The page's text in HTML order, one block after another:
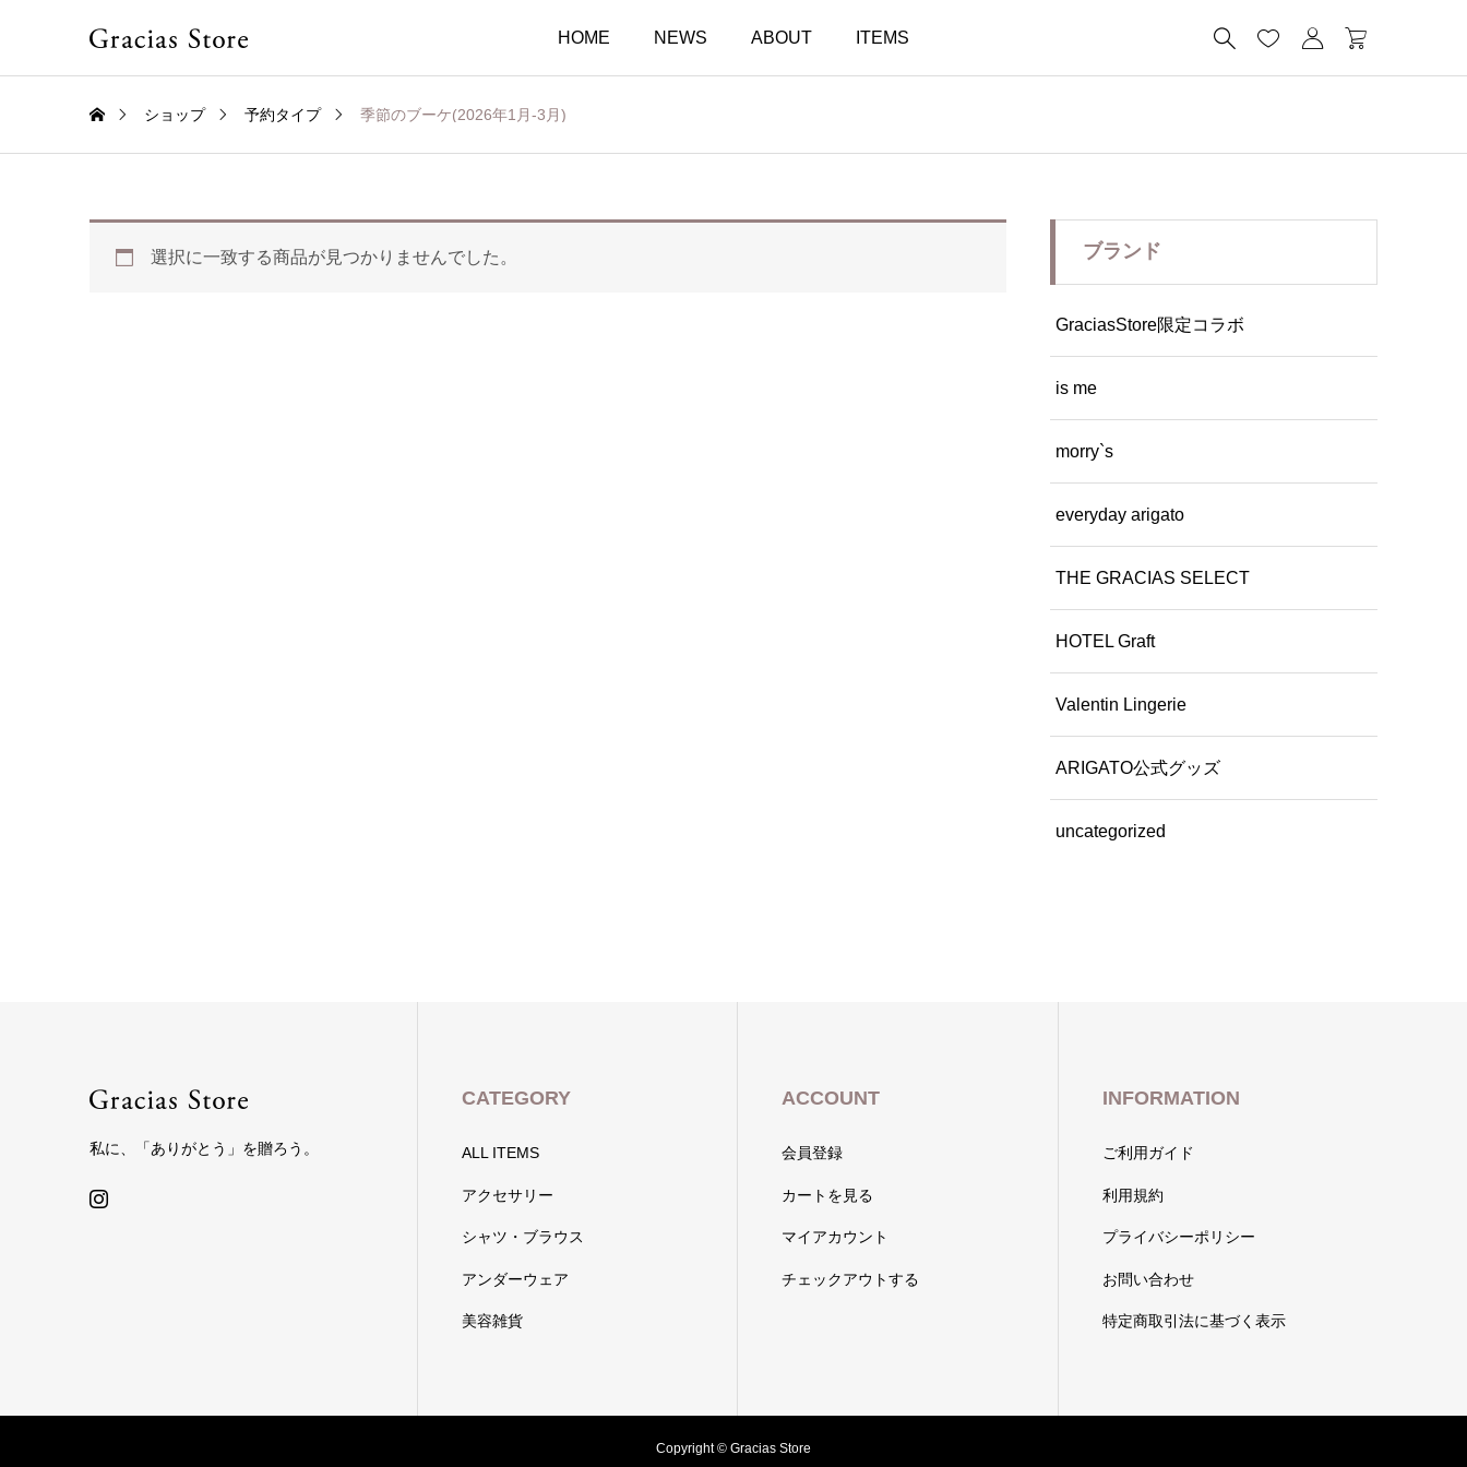
HOME NEWS ABOUT ITEMS    
ショップ 予約タイプ 季節のブーケ(2026年1月-3月)
選択に一致する商品が見つかりませんでした。 ブランド
GraciasStore限定コラボ
is me
morry`s
everyday arigato
THE GRACIAS SELECT
HOTEL Graft
Valentin Lingerie
ARIGATO公式グッズ
uncategorized
私に、「ありがとう」を贈ろう。
CATEGORY
ALL ITEMS
アクセサリー
シャツ・ブラウス
アンダーウェア
美容雑貨
ACCOUNT
会員登録
カートを見る
マイアカウント
チェックアウトする
INFORMATION
ご利用ガイド
利用規約
プライバシーポリシー
お問い合わせ
特定商取引法に基づく表示
Copyright © Gracias Store